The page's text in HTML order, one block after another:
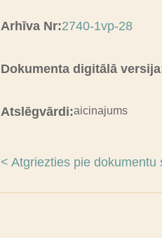
Arhīva Nr:2740-1vp-28
Dokumenta digitālā
Atslēgvārdi:aicinajums
< Atgriezties pie dokumentu